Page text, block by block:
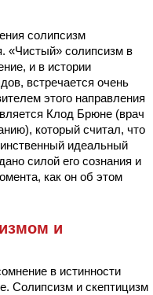
солипсизм
«Чистый» солипсизм в
и в истории
встречается очень
этого направления
Клод Брюне (врач
который считал, что
идеальный
силой его сознания и
как он об этом
и
в истинности
Солипсизм и скептицизм